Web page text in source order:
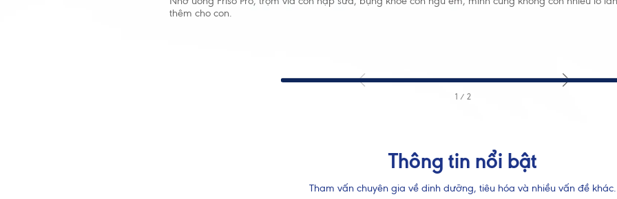
thêm cho con.
1 / 2
Thông tin nổi bật
Tham vấn chuyên gia về dinh dưỡng, tiêu hóa và nhiều vấn đề khác.